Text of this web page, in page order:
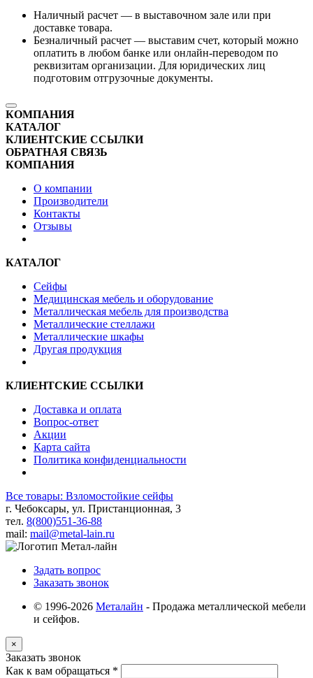
Наличный расчет — в выставочном зале или при
доставке товара.
Безналичный расчет — выставим счет, который можно
оплатить в любом банке или онлайн-переводом по
реквизитам организации. Для юридических лиц
подготовим отгрузочные документы.
КОМПАНИЯ
КАТАЛОГ
КЛИЕНТСКИЕ ССЫЛКИ
ОБРАТНАЯ СВЯЗЬ
КОМПАНИЯ
О компании
Производители
Контакты
Отзывы
КАТАЛОГ
Сейфы
Медицинская мебель и оборудование
Металлическая мебель для производства
Металлические стеллажи
Металлические шкафы
Другая продукция
КЛИЕНТСКИЕ ССЫЛКИ
Доставка и оплата
Вопрос-ответ
Акции
Карта сайта
Политика конфиденциальности
Все товары: Взломостойкие сейфы
г. Чебоксары, ул. Пристанционная, 3
тел. 8(800)551-36-88
mail: mail@metal-lain.ru
Задать вопрос
Заказать звонок
© 1996-2026 Металайн - Продажа металлической мебели
и сейфов.
×
Заказать звонок
Как к вам обращаться *